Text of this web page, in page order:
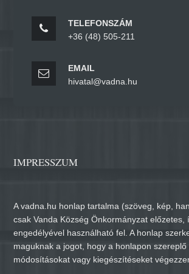
TELEFONSZÁM
+36 (48) 505-211
EMAIL
hivatal@vadna.hu
IMPRESSZUM
A vadna.hu honlap tartalma (szöveg, kép,
csak Vanda Község Önkormányzat előzetes,
engedélyével használható fel. A honlap
maguknak a jogot, hogy a honlapon szereplő
módosításokat vagy kiegészítéseket